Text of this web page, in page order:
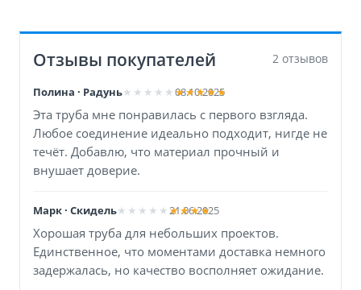
Отзывы покупателей 2 отзывов
Полина · Радунь 08.10.2025
Эта труба мне понравилась с первого взгляда.
Любое соединение идеально подходит, нигде не
течёт. Добавлю, что материал прочный и
внушает доверие.
Марк · Скидель 21.06.2025
Хорошая труба для небольших проектов.
Единственное, что моментами доставка немного
задержалась, но качество восполняет ожидание.